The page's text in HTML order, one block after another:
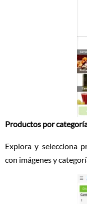
Productos por
Explora y selecciona
con imágenes y